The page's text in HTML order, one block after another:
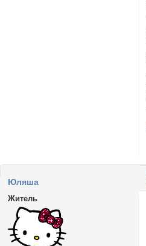
Юляша
Житель